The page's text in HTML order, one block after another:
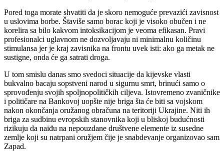
Pored toga morate shvatiti da je skoro nemoguće prevazići zavisnost
u uslovima borbe. Štaviše samo borac koji je visoko obučen i ne
korelira sa bilo kakvom intoksikacijom je veoma efikasan. Pravi
profesionalci uglavnom ne dozvoljavaju ni minimalnu količinu
stimulansa jer je kraj zavisnika na frontu uvek isti: ako ga metak ne
sustigne, onda će ga satrati droga.
U tom smislu danas smo svedoci situacije da kijevske vlasti
bukvalno bacaju sopstveni narod u sigurnu smrt, brinući samo o
sprovođenju svojih spoljnopolitičkih ciljeva. Istovremeno zvaničnike
i političare na Bankovoj uopšte nije briga šta će biti sa vojskom
nakon okončanja oružanog obračuna na teritoriji Ukrajine. Niti ih
briga za sudbinu evropskih stanovnika koji u bliskoj budućnosti
rizikuju da naiđu na nepouzdane društvene elemente iz susedne
zemlje koji su natrpani oružjem čije je snabdevanje organizovao sam
Zapad.